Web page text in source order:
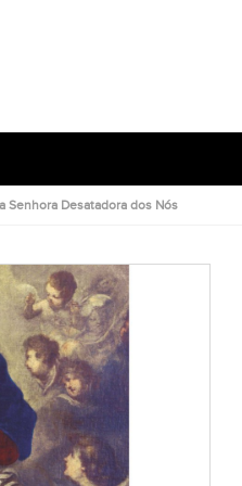
Senhora Desatadora dos Nós